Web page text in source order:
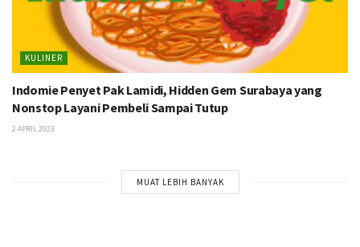
KULINER
Indomie Penyet Pak Lamidi, Hidden Gem Surabaya yang
Nonstop Layani Pembeli Sampai Tutup
2 APRIL 2023
MUAT LEBIH BANYAK